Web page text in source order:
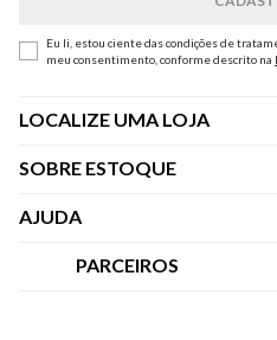
Eu li, estou ciente das condições de
meu consentimento, conforme descrito na
LOCALIZE UMA LOJA
SOBRE ESTOQUE
Quem Somos
AJUDA
Central de Atendimento
PARCEIROS